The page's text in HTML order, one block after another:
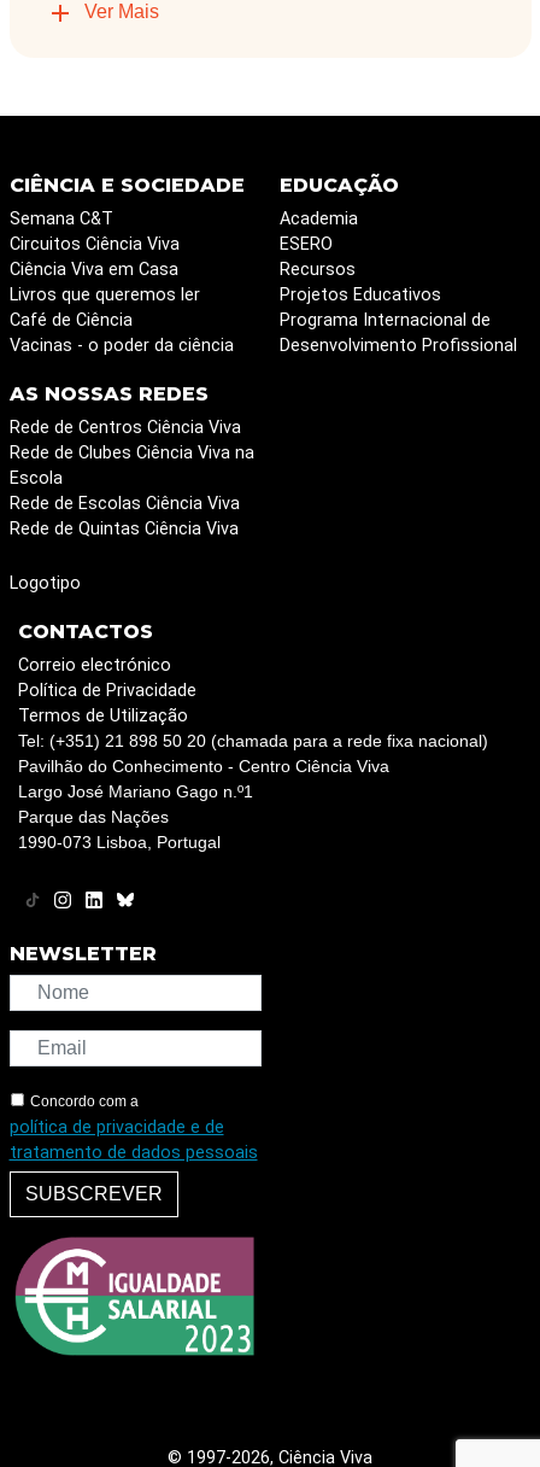
Ver Mais
CIÊNCIA E SOCIEDADE
Semana C&T
Circuitos Ciência Viva
Ciência Viva em Casa
Livros que queremos ler
Café de Ciência
Vacinas - o poder da ciência
EDUCAÇÃO
Academia
ESERO
Recursos
Projetos Educativos
Programa Internacional de
Desenvolvimento Profissional
AS NOSSAS REDES
Rede de Centros Ciência Viva
Rede de Clubes Ciência Viva na
Escola
Rede de Escolas Ciência Viva
Rede de Quintas Ciência Viva
Logotipo
CONTACTOS
Correio electrónico
Política de Privacidade
Termos de Utilização
Tel: (+351) 21 898 50 20 (chamada para a rede fixa nacional)
Pavilhão do Conhecimento - Centro Ciência Viva
Largo José Mariano Gago n.º1
Parque das Nações
1990-073 Lisboa, Portugal
NEWSLETTER
Concordo com a
política de privacidade e de
tratamento de dados pessoais
SUBSCREVER
© 1997-2026, Ciência Viva